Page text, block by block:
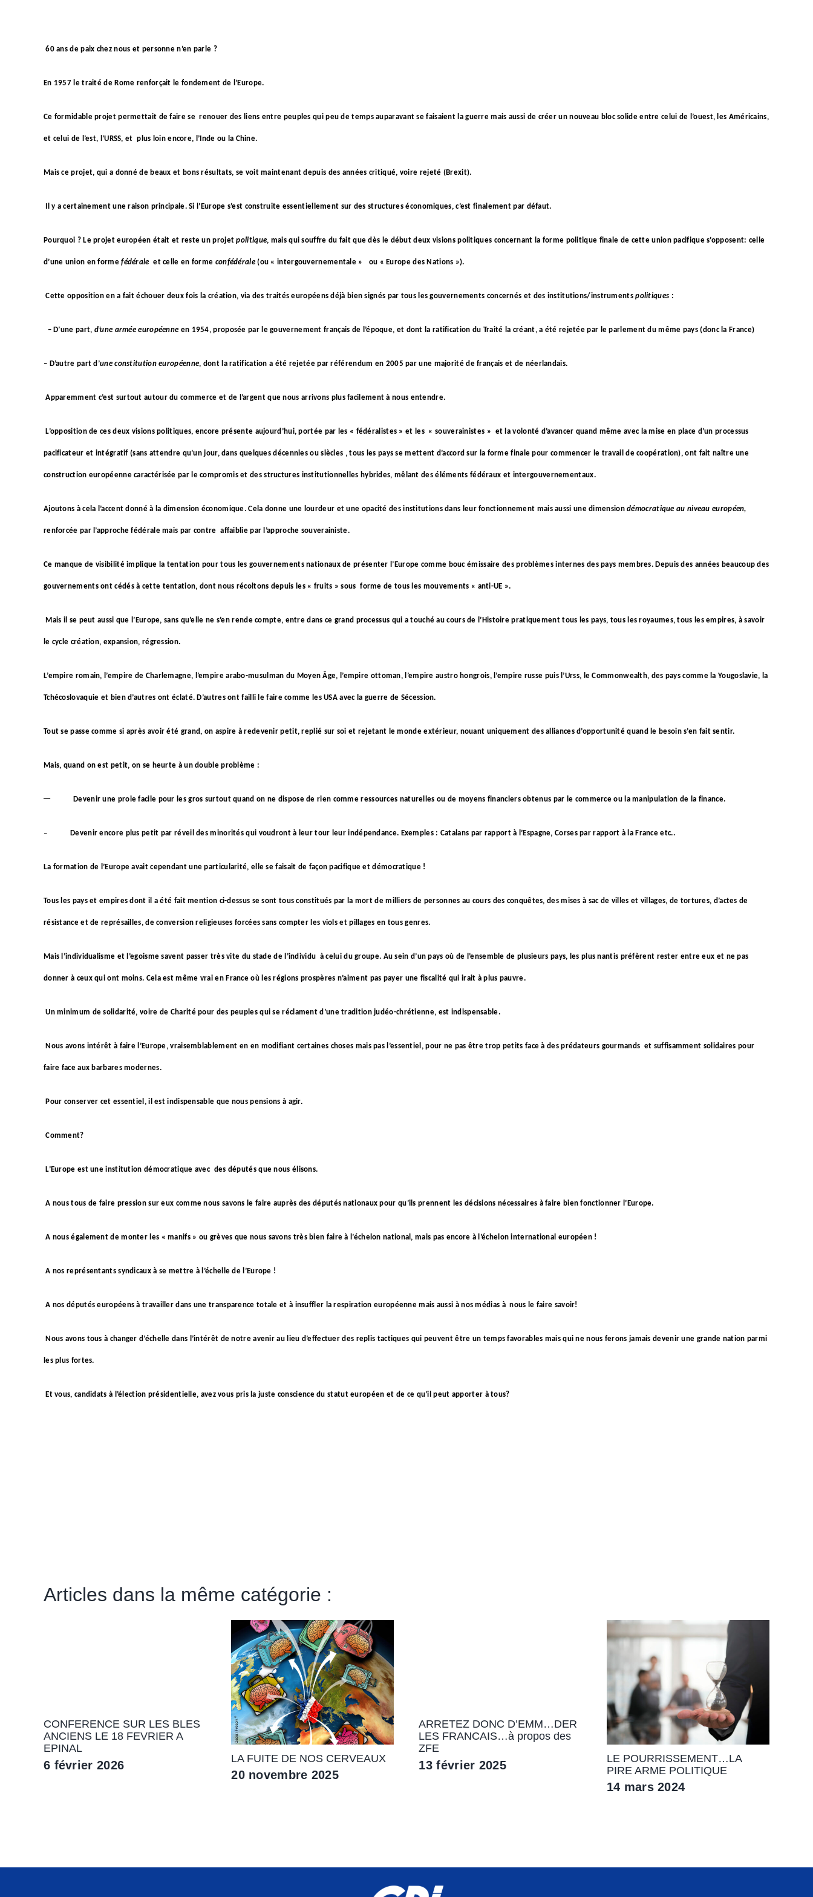
60 ans de paix chez nous et personne n’en parle ?
En 1957 le traité de Rome renforçait le fondement de l’Europe.
Ce formidable projet permettait de faire se renouer des liens entre peuples qui peu de temps auparavant se faisaient la guerre mais aussi de créer un nouveau bloc solide entre celui de l’ouest, les Américains,
et celui de l’est, l’URSS, et plus loin encore, l’Inde ou la Chine.
Mais ce projet, qui a donné de beaux et bons résultats, se voit maintenant depuis des années critiqué, voire rejeté (Brexit).
Il y a certainement une raison principale. Si l’Europe s’est construite essentiellement sur des structures économiques, c’est finalement par défaut.
Pourquoi ? Le projet européen était et reste un projetpolitique, mais qui souffre du fait que dès le début deux visions politiques concernant la forme politique finale de cette union pacifique s’opposent: celle
d’une union en formefédérale et celle en forme confédérale(ou « intergouvernementale » ou « Europe des Nations »).
Cette opposition en a fait échouer deux fois la création, via des traités européens déjà bien signés par tous les gouvernements concernés et des institutions/instrumentspolitiques :
– D’une part, d’une armée européenne en 1954, proposée par le gouvernement français de l’époque, et dont la ratification du Traité la créant, a été rejetée par le parlement du même pays (donc la France)
– D’autre part d’une constitution européenne, dont la ratification a été rejetée par référendum en 2005 par une majorité de français et de néerlandais.
Apparemment c’est surtout autour du commerce et de l’argent que nous arrivons plus facilement à nous entendre.
L’opposition de ces deux visions politiques, encore présente aujourd’hui, portée par les « fédéralistes » et les « souverainistes » et la volonté d’avancer quand même avec la mise en place d’un processus
pacificateur et intégratif (sans attendre qu’un jour, dans quelques décennies ou siècles , tous les pays se mettent d’accord sur la forme finale pour commencer le travail de coopération), ont fait naître une
construction européenne caractérisée par le compromis et des structures institutionnelles hybrides, mêlant des éléments fédéraux et intergouvernementaux.
Ajoutons à cela l’accent donné à la dimension économique. Cela donne une lourdeur et une opacité des institutions dans leur fonctionnement mais aussi une dimensiondémocratique au niveau européen,
renforcée par l’approche fédérale mais par contre affaiblie par l’approche souverainiste.
Ce manque de visibilité implique la tentation pour tous les gouvernements nationaux de présenter l’Europe comme bouc émissaire des problèmes internes des pays membres. Depuis des années beaucoup des
gouvernements ont cédés à cette tentation, dont nous récoltons depuis les « fruits » sous forme de tous les mouvements « anti-UE ».
Mais il se peut aussi que l’Europe, sans qu’elle ne s’en rende compte, entre dans ce grand processus qui a touché au cours de l’Histoire pratiquement tous les pays, tous les royaumes, tous les empires, à savoir
le cycle création, expansion, régression.
L’empire romain, l’empire de Charlemagne, l’empire arabo-musulman du Moyen Âge, l’empire ottoman, l’empire austro hongrois, l’empire russe puis l’Urss, le Commonwealth, des pays comme la Yougoslavie, la
Tchécoslovaquie et bien d’autres ont éclaté. D’autres ont failli le faire comme les USA avec la guerre de Sécession.
Tout se passe comme si après avoir été grand, on aspire à redevenir petit, replié sur soi et rejetant le monde extérieur, nouant uniquement des alliances d’opportunité quand le besoin s’en fait sentir.
Mais, quand on est petit, on se heurte à un double problème :
–Devenir une proie facile pour les gros surtout quand on ne dispose de rien comme ressources naturelles ou de moyens financiers obtenus par le commerce ou la manipulation de la finance.
– Devenir encore plus petit par réveil des minorités qui voudront à leur tour leur indépendance. Exemples : Catalans par rapport à l’Espagne, Corses par rapport à la France etc..
La formation de l’Europe avait cependant une particularité, elle se faisait de façon pacifique et démocratique !
Tous les pays et empires dont il a été fait mention ci-dessus se sont tous constitués par la mort de milliers de personnes au cours des conquêtes, des mises à sac de villes et villages, de tortures, d’actes de
résistance et de représailles, de conversion religieuses forcées sans compter les viols et pillages en tous genres.
Mais l’individualisme et l’egoisme savent passer très vite du stade de l’individu à celui du groupe. Au sein d’un pays où de l’ensemble de plusieurs pays, les plus nantis préfèrent rester entre eux et ne pas
donner à ceux qui ont moins. Cela est même vrai en France où les régions prospères n’aiment pas payer une fiscalité qui irait à plus pauvre.
Un minimum de solidarité, voire de Charité pour des peuples qui se réclament d’une tradition judéo-chrétienne, est indispensable.
Nous avons intérêt à faire l’Europe, vraisemblablement en en modifiant certaines choses mais pas l’essentiel, pour ne pas être trop petits face à des prédateurs gourmands et suffisamment solidaires pour
faire face aux barbares modernes.
Pour conserver cet essentiel, il est indispensable que nous pensions à agir.
Comment?
L’Europe est une institution démocratique avec des députés que nous élisons.
A nous tous de faire pression sur eux comme nous savons le faire auprès des députés nationaux pour qu’ils prennent les décisions nécessaires à faire bien fonctionner l’Europe.
A nous également de monter les « manifs » ou grèves que nous savons très bien faire à l’échelon national, mais pas encore à l’échelon international européen !
A nos représentants syndicaux à se mettre à l’échelle de l’Europe !
A nos députés européens à travailler dans une transparence totale et à insuffler la respiration européenne mais aussi à nos médias à nous le faire savoir!
Nous avons tous à changer d’échelle dans l’intérêt de notre avenir au lieu d’effectuer des replis tactiques qui peuvent être un temps favorables mais qui ne nous ferons jamais devenir une grande nation parmi
les plus fortes.
Et vous, candidats à l’élection présidentielle, avez vous pris la juste conscience du statut européen et de ce qu’il peut apporter à tous?
Articles dans la même catégorie :
CONFERENCE SUR LES BLES
ANCIENS LE 18 FEVRIER A
EPINAL
6 février 2026
LA FUITE DE NOS CERVEAUX
20 novembre 2025
ARRETEZ DONC D’EMM…DER
LES FRANCAIS…à propos des
ZFE
13 février 2025
LE POURRISSEMENT…LA
PIRE ARME POLITIQUE
14 mars 2024